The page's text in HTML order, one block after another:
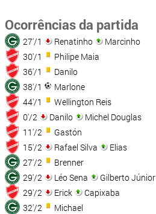
Ocorrências da partida
27'/1 Renatinho
Marcinho
30'/1
Philipe Maia
36'/1
Danilo
38'/1
Marlone
44'/1
Wellington Reis
0'/2
Danilo
Michel Douglas
11'/2
Gastón
15'/2
Rafael Silva
Elias
27'/2
Brenner
29'/2
Léo Sena
Gilberto Júnior
29'/2
Erick
Capixaba
32'/2
Michael